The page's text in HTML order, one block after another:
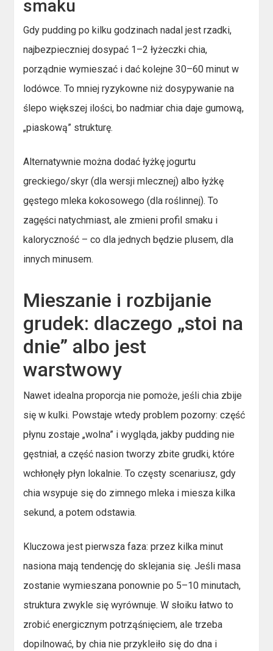
smaku
Gdy pudding po kilku godzinach nadal jest rzadki,
najbezpieczniej dosypać 1–2 łyżeczki chia,
porządnie wymieszać i dać kolejne 30–60 minut w
lodówce. To mniej ryzykowne niż dosypywanie na
ślepo większej ilości, bo nadmiar chia daje gumową,
„piaskową” strukturę.
Alternatywnie można dodać łyżkę jogurtu
greckiego/skyr (dla wersji mlecznej) albo łyżkę
gęstego mleka kokosowego (dla roślinnej). To
zagęści natychmiast, ale zmieni profil smaku i
kaloryczność – co dla jednych będzie plusem, dla
innych minusem.
Mieszanie i rozbijanie
grudek: dlaczego „stoi na
dnie” albo jest
warstwowy
Nawet idealna proporcja nie pomoże, jeśli chia zbije
się w kulki. Powstaje wtedy problem pozorny: część
płynu zostaje „wolna” i wygląda, jakby pudding nie
gęstniał, a część nasion tworzy zbite grudki, które
wchłonęły płyn lokalnie. To częsty scenariusz, gdy
chia wsypuje się do zimnego mleka i miesza kilka
sekund, a potem odstawia.
Kluczowa jest pierwsza faza: przez kilka minut
nasiona mają tendencję do sklejania się. Jeśli masa
zostanie wymieszana ponownie po 5–10 minutach,
struktura zwykle się wyrównuje. W słoiku łatwo to
zrobić energicznym potrząśnięciem, ale trzeba
dopilnować, by chia nie przykleiło się do dna i